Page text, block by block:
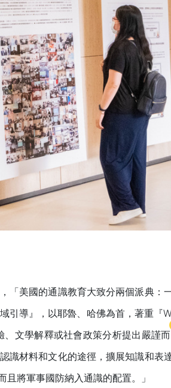
美國的通識教育大致分兩個派典：
引導』，以耶魯、哈佛為首，著重
文學解釋或社會政策分析提出嚴謹
材料和文化的途徑，擴展知識和表
將軍事國防納入通識的配置。」